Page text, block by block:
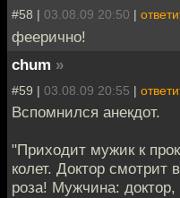
#58 | 03.08.09 20:50 |
феерично!
chum »
#59 | 03.08.09 20:55 |
Вспомнился анекдот.
"Приходит мужик к
колет. Доктор
роза! Мужчина: